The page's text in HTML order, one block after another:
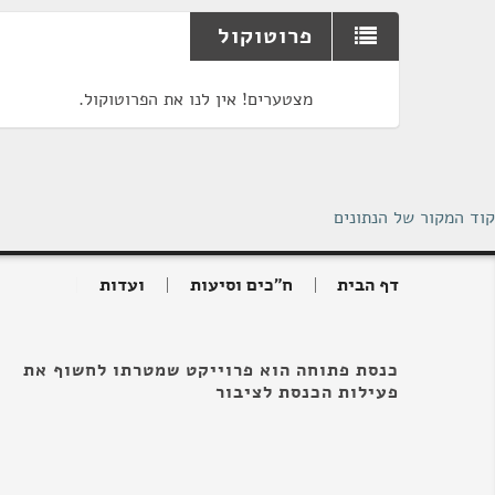
פרוטוקול
מצטערים! אין לנו את הפרוטוקול.
קוד המקור של הנתונים
דף הבית ח"כים וסיעות ועדות
כנסת פתוחה הוא פרוייקט שמטרתו לחשוף את
פעילות הכנסת לציבור